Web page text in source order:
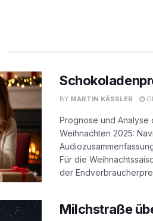
BY MARTIN KÄSSLER
Prognose und
Weihnachten 2025:
Für die
der
Milchstraße